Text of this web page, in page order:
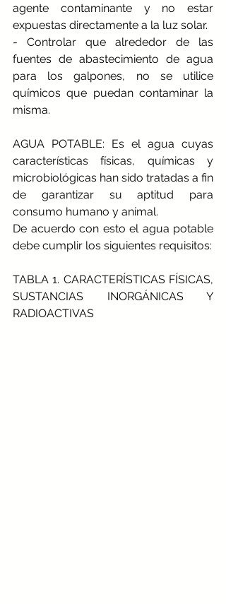
agente contaminante y no estar
expuestas directamente a la luz solar.
- Controlar que alrededor de las
fuentes de abastecimiento de agua
para los galpones, no se utilice
químicos que puedan contaminar la
misma.
AGUA POTABLE: Es el agua cuyas
características físicas, químicas y
microbiológicas han sido tratadas a fin
de garantizar su aptitud para
consumo humano y animal.
De acuerdo con esto el agua potable
debe cumplir los siguientes requisitos:
TABLA 1. CARACTERÍSTICAS FÍSICAS,
SUSTANCIAS INORGÁNICAS Y
RADIOACTIVAS